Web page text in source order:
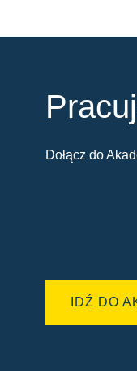
Dołącz do
IDŹ DO